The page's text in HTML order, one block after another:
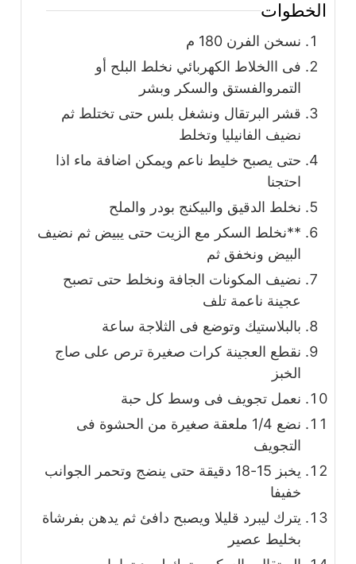
الخطوات
نسخن الفرن 180 م
فى االخلاط الكهربائي نخلط البلح أو
التمروالفستق والسكر وبشر
قشر البرتقال ونشغل بلس حتى تختلط ثم
نضيف الفانيليا وتخلط
حتى يصبح خليط ناعم ويمكن اضافة ماء اذا
احتجنا
نخلط الدقيق والبيكنج بودر والملح
**نخلط السكر مع الزيت حتى يبيض ثم نضيف
البيض ونخفق ثم
نضيف المكونات الجافة ونخلط حتى تصبح
عجينة ناعمة تلف
بالبلاستيك وتوضع فى الثلاجة ساعة
نقطع العجينة كرات صغيرة ترص على صاج
الخبز
نعمل تجويف فى وسط كل حبة
نضع 1/4 ملعقة صغيرة من الحشوة فى
التجويف
يخبز 15-18 دقيقة حتى ينضج وتحمر الجوانب
خفيفا
يترك ليبرد قليلا ويصبح دافئ ثم يدهن بفرشاة
بخليط عصير